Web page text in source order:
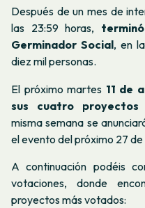
Después de un mes de
las 23:59 horas,
Germinador Social, en
diez mil personas.
El próximo martes 11 de
sus cuatro proyectos
misma semana se
el evento del próximo 27
A continuación podéis
votaciones, donde
proyectos más votados: